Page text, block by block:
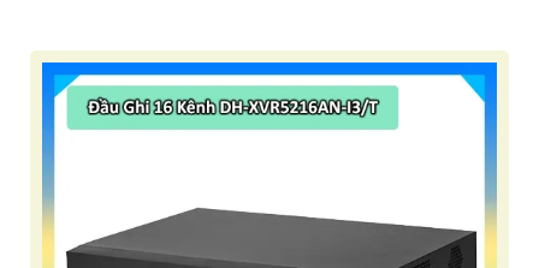
Camera
speedom
Camera
Ip
Dahua
Camera
4k
Dahua
camera
2k
Dahua
Camera
Ai